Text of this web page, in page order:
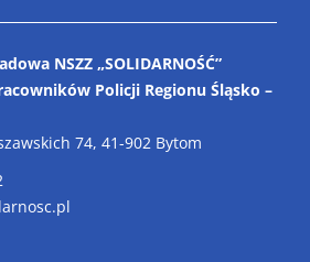
NSZZ „SOLIDARNOŚĆ”
Policji Regionu Śląsko –
74, 41-902 Bytom